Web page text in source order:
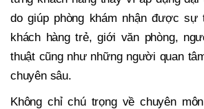
do giúp phòng khám nhận được
khách hàng trẻ, giới văn phòng,
thuật cũng như những người quan
chuyên sâu.
Không chỉ chú trọng về chuyên